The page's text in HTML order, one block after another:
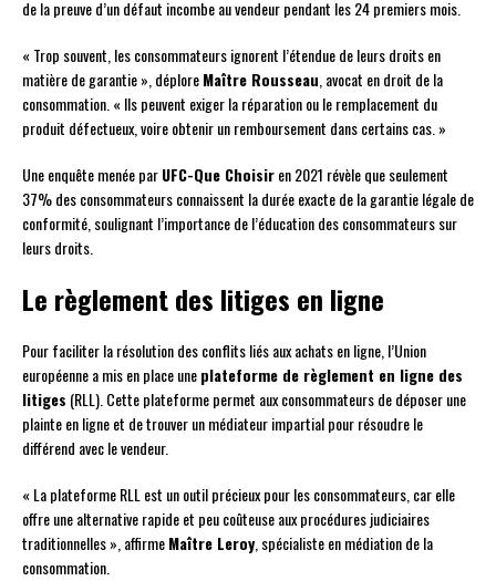
de la preuve d’un défaut incombe au vendeur pendant les 24 premiers mois.
« Trop souvent, les consommateurs ignorent l’étendue de leurs droits en
matière de garantie », déploreMaître Rousseau , avocat en droit de la
consommation. « Ils peuvent exiger la réparation ou le remplacement du
produit défectueux, voire obtenir un remboursement dans certains cas. »
Une enquête menée parUFC-Que Choisiren 2021 révèle que seulement
37% des consommateurs connaissent la durée exacte de la garantie légale de
conformité, soulignant l’importance de l’éducation des consommateurs sur
leurs droits.
Le règlement des litiges en ligne
Pour faciliter la résolution des conflits liés aux achats en ligne, l’Union
européenne a mis en place uneplateforme de règlement en ligne des
litiges (RLL). Cette plateforme permet aux consommateurs de déposer une
plainte en ligne et de trouver un médiateur impartial pour résoudre le
différend avec le vendeur.
« La plateforme RLL est un outil précieux pour les consommateurs, car elle
offre une alternative rapide et peu coûteuse aux procédures judiciaires
traditionnelles », affirmeMaître Leroy , spécialiste en médiation de la
consommation.